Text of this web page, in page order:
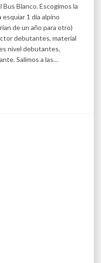
Bus Blanco. Escogimos la
esquiar 1 día alpino
de un año para otro)
debutantes, material
nivel debutantes,
Salimos a las…